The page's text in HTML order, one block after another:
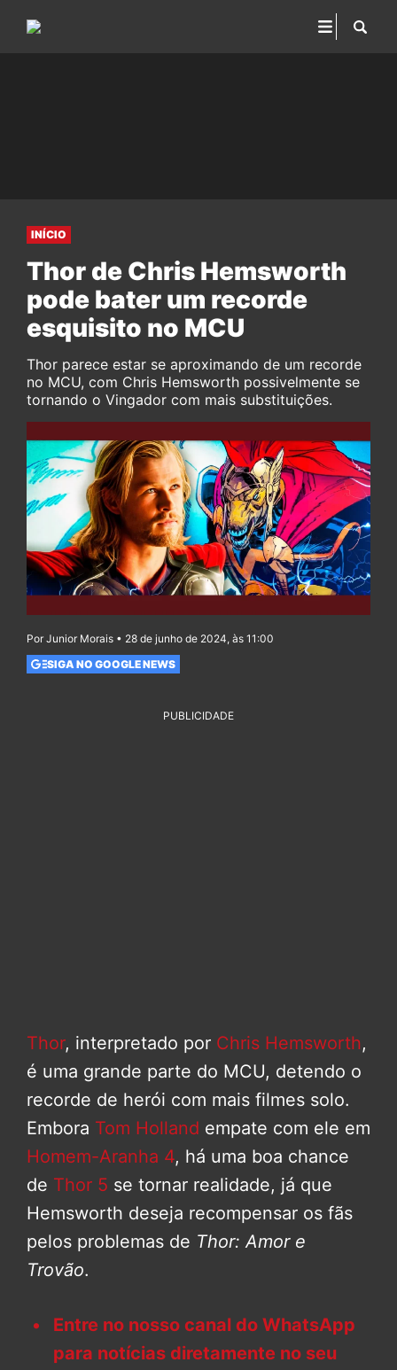
INÍCIO
Thor de Chris Hemsworth
pode bater um recorde
esquisito no MCU
Thor parece estar se aproximando de um recorde
no MCU, com Chris Hemsworth possivelmente se
tornando o Vingador com mais substituições.
Por Junior Morais • 28 de junho de 2024, às 11:00
SIGA NO GOOGLE NEWS
PUBLICIDADE
Thor, interpretado por Chris Hemsworth,
é uma grande parte do MCU, detendo o
recorde de herói com mais filmes solo.
Embora Tom Holland empate com ele em
Homem-Aranha 4, há uma boa chance
de Thor 5 se tornar realidade, já que
Hemsworth deseja recompensar os fãs
pelos problemas de Thor: Amor e
Trovão.
Entre no nosso canal do WhatsApp
para notícias diretamente no seu